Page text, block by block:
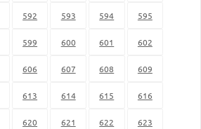
592 593 594 595
599 600 601 602
606 607 608 609
613 614 615 616
620 621 622 623